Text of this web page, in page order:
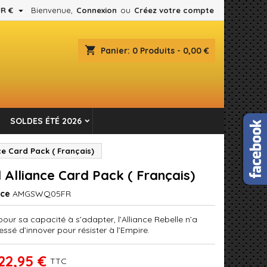
Bienvenue, Connexion ou Créez votre compte
€ 
shopping_cart Panier: 0 Produits - 0,00 €
SOLDES ÉTÉ 2026
Card Pack ( Français)
Alliance Card Pack ( Français)
AMGSWQ05FR
sa capacité à s’adapter, l’Alliance Rebelle n’a
d’innover pour résister à l’Empire.
€ TTC